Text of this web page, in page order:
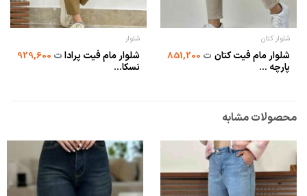
شلوار کتان
شلوار مام فیت کتان
پارچه ...
ت851,200
شلوار
شلوار مام فیت پرادا
نسکا...
ت929,600
محصولات مشابه